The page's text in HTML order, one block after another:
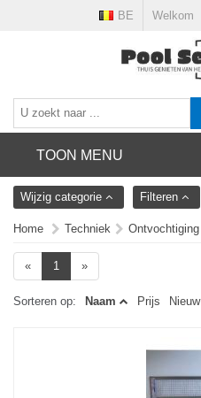
Welkom
BE
TOON MENU
Wijzig categorie Filteren
Home Techniek Ontvochtiging
« 1 »
Sorteren op: Naam Prijs Nieuw